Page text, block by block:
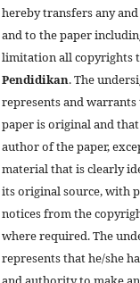
hereby transfers any
and to the paper
limitation all copyrights
Pendidikan. The
represents and
paper is original and
author of the paper,
material that is clearly
its original source, with
notices from the
where required. The
represents that he/she